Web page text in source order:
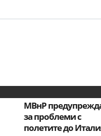
МВнР
за проблеми с
полетите до